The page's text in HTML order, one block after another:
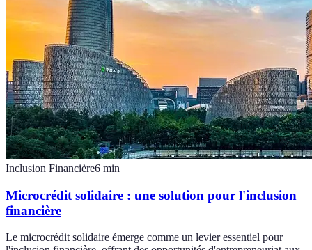
Inclusion Financière6 min
Microcrédit solidaire : une solution pour l'inclusion
financière
Le microcrédit solidaire émerge comme un levier essentiel pour